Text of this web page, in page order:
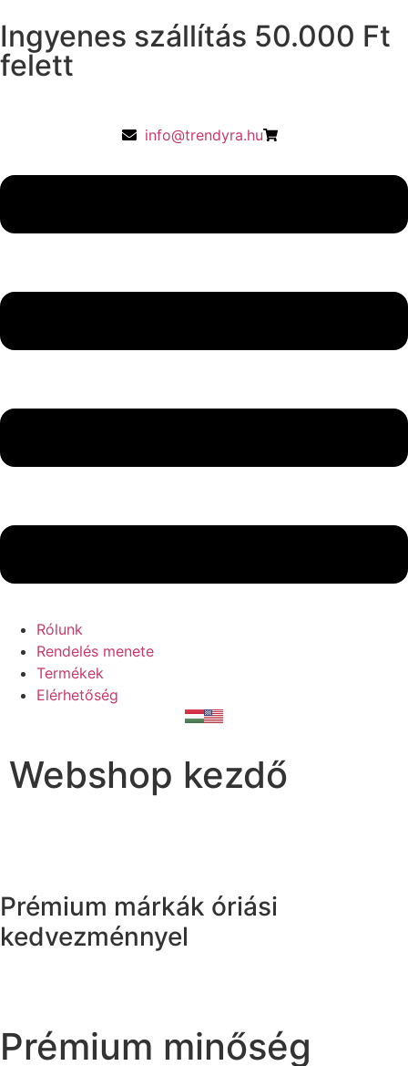
Ingyenes szállítás 50.000 Ft
felett
info@trendyra.hu
Rólunk
Rendelés menete
Termékek
Elérhetőség
Webshop kezdő
Prémium márkák óriási
kedvezménnyel
Prémium minőség